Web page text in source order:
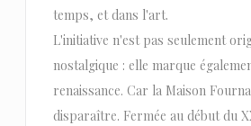
temps, et dans l'art.
L'initiative n'est pas seulement
nostalgique : elle marque
renaissance. Car la Maison
disparaître. Fermée au début du